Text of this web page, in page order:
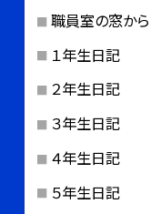
職員室の窓から
１年生日記
２年生日記
３年生日記
４年生日記
５年生日記